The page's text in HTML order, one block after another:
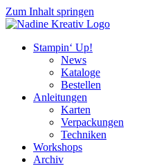
Zum Inhalt springen
Stampin‘ Up!
News
Kataloge
Bestellen
Anleitungen
Karten
Verpackungen
Techniken
Workshops
Archiv